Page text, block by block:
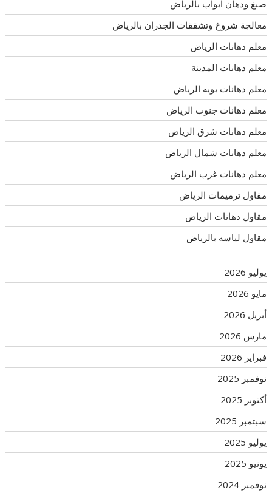
صبغ ودهان ابواب بالرياض
معالجة شروخ وتشققات الجدران بالرياض
معلم دهانات الرياض
معلم دهانات المدينة
معلم دهانات بويه الرياض
معلم دهانات جنوب الرياض
معلم دهانات شرق الرياض
معلم دهانات شمال الرياض
معلم دهانات غرب الرياض
مقاول ترميمات الرياض
مقاول دهانات الرياض
مقاول لياسه بالرياض
يوليو 2026
مايو 2026
أبريل 2026
مارس 2026
فبراير 2026
نوفمبر 2025
أكتوبر 2025
سبتمبر 2025
يوليو 2025
يونيو 2025
نوفمبر 2024